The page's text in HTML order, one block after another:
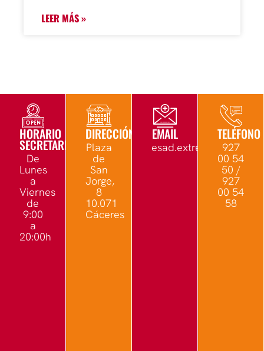
LEER MÁS »
HORARIO
SECRETARÍA
De
Lunes
a
Viernes
de
9:00
a
20:00h
DIRECCIÓN
Plaza
de
San
Jorge,
8
10.071
Cáceres
EMAIL TELÉFONO
927
00 54
50 /
927
00 54
58